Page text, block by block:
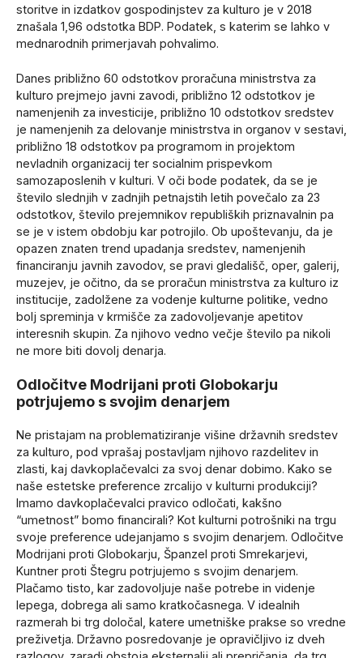
storitve in izdatkov gospodinjstev za kulturo je v 2018
znašala 1,96 odstotka BDP. Podatek, s katerim se lahko v
mednarodnih primerjavah pohvalimo.
Danes približno 60 odstotkov proračuna ministrstva za
kulturo prejmejo javni zavodi, približno 12 odstotkov je
namenjenih za investicije, približno 10 odstotkov sredstev
je namenjenih za delovanje ministrstva in organov v sestavi,
približno 18 odstotkov pa programom in projektom
nevladnih organizacij ter socialnim prispevkom
samozaposlenih v kulturi. V oči bode podatek, da se je
število slednjih v zadnjih petnajstih letih povečalo za 23
odstotkov, število prejemnikov republiških priznavalnin pa
se je v istem obdobju kar potrojilo. Ob upoštevanju, da je
opazen znaten trend upadanja sredstev, namenjenih
financiranju javnih zavodov, se pravi gledališč, oper, galerij,
muzejev, je očitno, da se proračun ministrstva za kulturo iz
institucije, zadolžene za vodenje kulturne politike, vedno
bolj spreminja v krmišče za zadovoljevanje apetitov
interesnih skupin. Za njihovo vedno večje število pa nikoli
ne more biti dovolj denarja.
Odločitve Modrijani proti Globokarju
potrjujemo s svojim denarjem
Ne pristajam na problematiziranje višine državnih sredstev
za kulturo, pod vprašaj postavljam njihovo razdelitev in
zlasti, kaj davkoplačevalci za svoj denar dobimo. Kako se
naše estetske preference zrcalijo v kulturni produkciji?
Imamo davkoplačevalci pravico odločati, kakšno
“umetnost” bomo financirali? Kot kulturni potrošniki na trgu
svoje preference udejanjamo s svojim denarjem. Odločitve
Modrijani proti Globokarju, Španzel proti Smrekarjevi,
Kuntner proti Štegru potrjujemo s svojim denarjem.
Plačamo tisto, kar zadovoljuje naše potrebe in videnje
lepega, dobrega ali samo kratkočasnega. V idealnih
razmerah bi trg določal, katere umetniške prakse so vredne
preživetja. Državno posredovanje je opravičljivo iz dveh